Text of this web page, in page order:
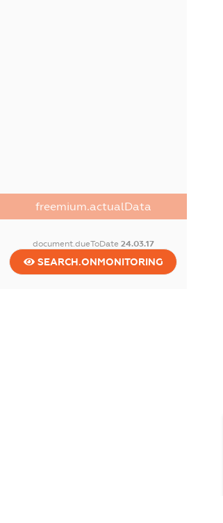
freemium.actualData
document.dueToDate 24.03.17
SEARCH.ONMONITORING